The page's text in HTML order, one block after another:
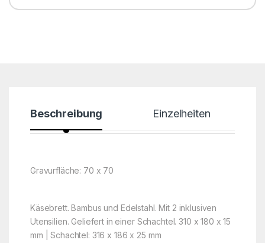
Beschreibung Einzelheiten
Gravurfläche: 70 x 70
Käsebrett. Bambus und Edelstahl. Mit 2 inklusiven
Utensilien. Geliefert in einer Schachtel. 310 x 180 x 15
mm | Schachtel: 316 x 186 x 25 mm